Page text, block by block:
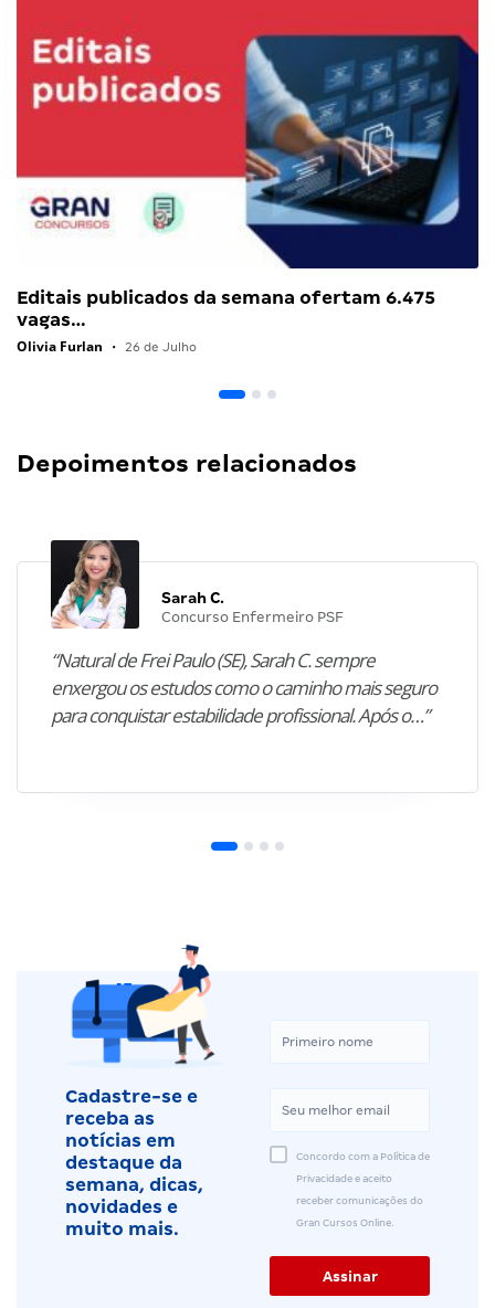
Editais publicados da semana ofertam 6.475
vagas…
Olivia Furlan • 26 de Julho
Depoimentos relacionados
Sarah C.
Concurso Enfermeiro PSF
“Natural de Frei Paulo (SE), Sarah C. sempre
enxergou os estudos como o caminho mais seguro
para conquistar estabilidade profissional. Após o…”
Cadastre-se e
receba as
notícias em
destaque da
semana, dicas,
novidades e
muito mais.
Concordo com a Política de
Privacidade e aceito
receber comunicações do
Gran Cursos Online.